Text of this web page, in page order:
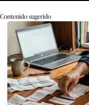
Contenido sugerido